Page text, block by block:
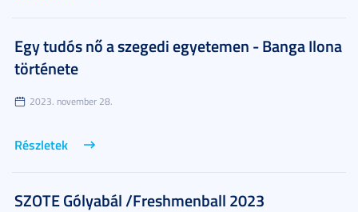
Egy tudós nő a szegedi egyetemen - Banga Ilona
története
2023. november 28.
Részletek
SZOTE Gólyabál /Freshmenball 2023